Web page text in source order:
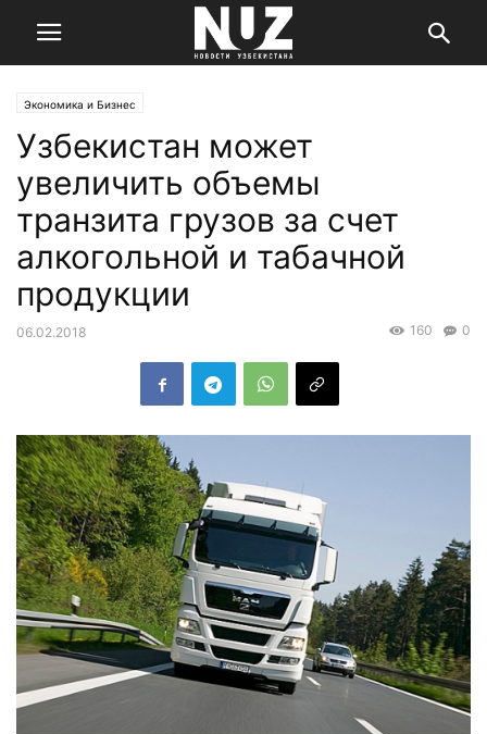
Экономика и Бизнес
Узбекистан может
увеличить объемы
транзита грузов за счет
алкогольной и табачной
продукции
06.02.2018 0
160